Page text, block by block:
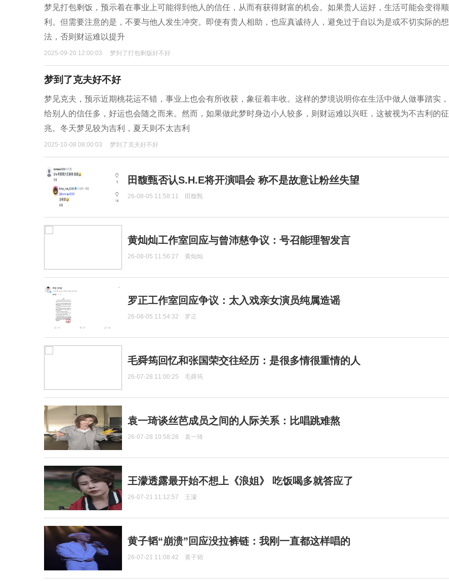
梦见打包剩饭，预示着在事业上可能得到他人的信任，从而有获得财富的机会。如果贵人运好，生活可能会变得顺
利。但需要注意的是，不要与他人发生冲突。即使有贵人相助，也应真诚待人，避免过于自以为是或不切实际的想
法，否则财运难以提升
2025-09-20 12:00:03 梦到了打包剩饭好不好
梦到了克夫好不好
梦见克夫，预示近期桃花运不错，事业上也会有所收获，象征着丰收。这样的梦境说明你在生活中做人做事踏实，
给别人的信任多，好运也会随之而来。然而，如果做此梦时身边小人较多，则财运难以兴旺，这被视为不吉利的征
兆。冬天梦见较为吉利，夏天则不太吉利
2025-10-08 08:00:03 梦到了克夫好不好
田馥甄否认S.H.E将开演唱会 称不是故意让粉丝失望
26-08-05 11:58:11 田馥甄
黄灿灿工作室回应与曾沛慈争议：号召能理智发言
26-08-05 11:56:27 黄灿灿
罗正工作室回应争议：太入戏亲女演员纯属造谣
26-08-05 11:54:32 罗正
毛舜筠回忆和张国荣交往经历：是很多情很重情的人
26-07-28 11:00:25 毛舜筠
袁一琦谈丝芭成员之间的人际关系：比唱跳难熬
26-07-28 10:58:28 袁一琦
王濛透露最开始不想上《浪姐》 吃饭喝多就答应了
26-07-21 11:12:57 王濛
黄子韬“崩溃”回应没拉裤链：我刚一直都这样唱的
26-07-21 11:08:42 黄子韬